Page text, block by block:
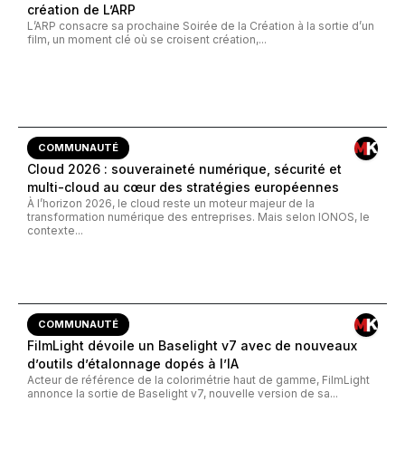
création de L’ARP
L’ARP consacre sa prochaine Soirée de la Création à la sortie d’un
film, un moment clé où se croisent création,...
COMMUNAUTÉ
Cloud 2026 : souveraineté numérique, sécurité et
multi-cloud au cœur des stratégies européennes
À l’horizon 2026, le cloud reste un moteur majeur de la
transformation numérique des entreprises. Mais selon IONOS, le
contexte...
COMMUNAUTÉ
FilmLight dévoile un Baselight v7 avec de nouveaux
d’outils d’étalonnage dopés à l’IA
Acteur de référence de la colorimétrie haut de gamme, FilmLight
annonce la sortie de Baselight v7, nouvelle version de sa...